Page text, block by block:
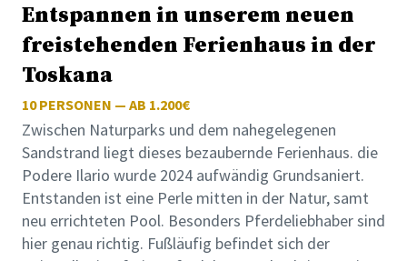
Entspannen in unserem neuen
freistehenden Ferienhaus in der
Toskana
10PERSONEN — AB 1.200€
Zwischen Naturparks und dem nahegelegenen
Sandstrand liegt dieses bezaubernde Ferienhaus. die
Podere Ilario wurde 2024 aufwändig Grundsaniert.
Entstanden ist eine Perle mitten in der Natur, samt
neu errichteten Pool. Besonders Pferdeliebhaber sind
hier genau richtig. Fußläufig befindet sich der